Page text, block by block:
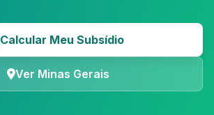
Calcular Meu Subsídio
Ver Minas Gerais